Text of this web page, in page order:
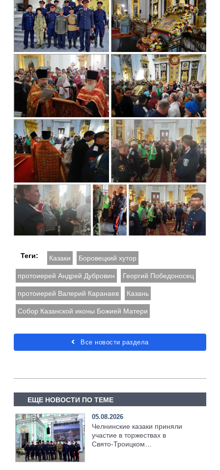
Теги: Казаки Боровецкий хутор
протоиерей Андрей Дубровин Георгий Победоносец
протоиерей Валерий Каранаев Казань
Собор Казанской иконы Божией Матери
Все новости раздела
ЕЩЕ НОВОСТИ ПО ТЕМЕ
05.08.2026
Челнинские казаки приняли
участие в торжествах в
Свято‑Троицком